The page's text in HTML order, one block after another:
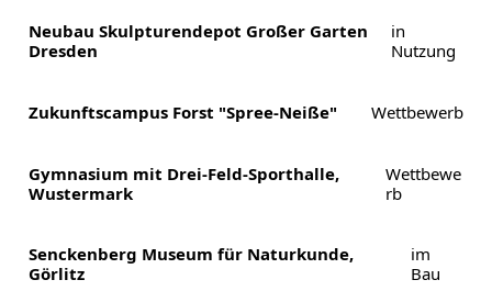
Neubau Skulpturendepot Großer Garten
Dresden
in
Nutzung
Zukunftscampus Forst "Spree-Neiße" Wettbewerb
Gymnasium mit Drei-Feld-Sporthalle,
Wustermark
Wettbewe
rb
Senckenberg Museum für Naturkunde,
Görlitz
im
Bau